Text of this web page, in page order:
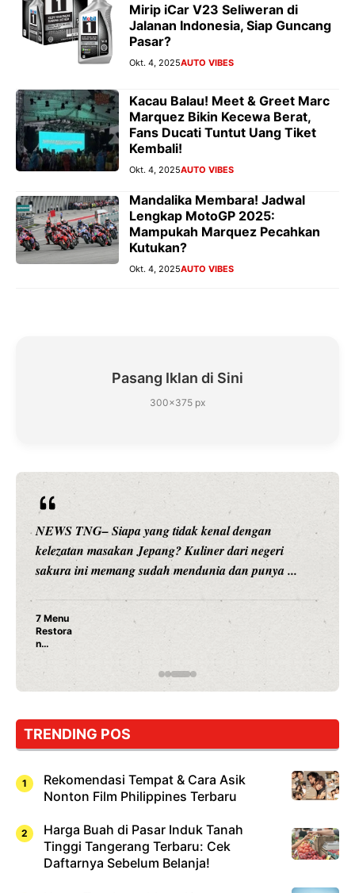
Mirip iCar V23 Seliweran di
Jalanan Indonesia, Siap Guncang
Pasar?
Okt. 4, 2025AUTO VIBES
Kacau Balau! Meet & Greet Marc
Marquez Bikin Kecewa Berat,
Fans Ducati Tuntut Uang Tiket
Kembali!
Okt. 4, 2025AUTO VIBES
Mandalika Membara! Jadwal
Lengkap MotoGP 2025:
Mampukah Marquez Pecahkan
Kutukan?
Okt. 4, 2025AUTO VIBES
Pasang Iklan di Sini
300×375 px
NEWS TNG– Siapa sangka, dua nama besar di dunia
hiburan, Nunung Srimulat dan Vicky Prasetyo, kini
merambah dunia kuliner dengan ...
Nunung Srimulat & Vicky Prasetyo Buka Restoran
Rahasia Mami Bikin Nagih!
TRENDING POS
Rekomendasi Tempat & Cara Asik
Nonton Film Philippines Terbaru
Harga Buah di Pasar Induk Tanah
Tinggi Tangerang Terbaru: Cek
Daftarnya Sebelum Belanja!